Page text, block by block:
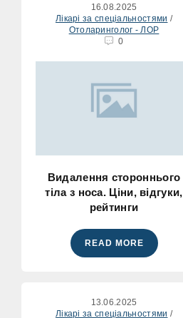
16.08.2025
Лікарі за спеціальностями /
Отоларинголог - ЛОР
0
Видалення стороннього
тіла з носа. Ціни, відгуки,
рейтинги
READ MORE
13.06.2025
Лікарі за спеціальностями /